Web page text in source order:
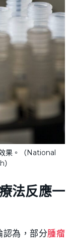
果。（National
法反應一
認為，部分腫瘤